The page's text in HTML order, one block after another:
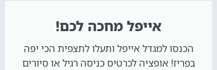
אייפל מחכה לכם!
הכנסו למגדל אייפל ותעלו לתצפית הכי יפה
בפריז! אופציה לכרטיס כניסה רגיל או סיורים